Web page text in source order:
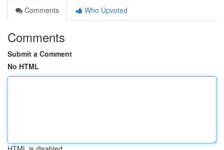
Comments
Who Upvoted
Comments
Submit a Comment
No HTML